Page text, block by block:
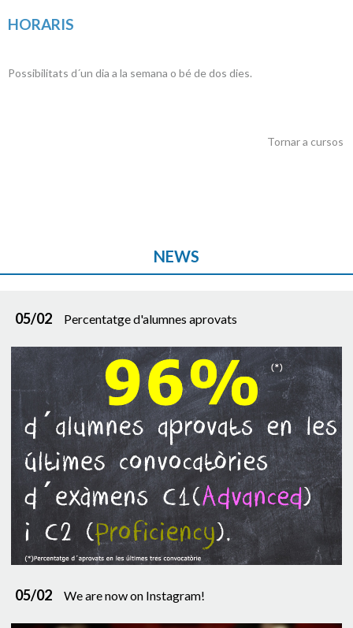
HORARIS
Possibilitats d´un dia a la semana o bé de dos dies.
Tornar a cursos
NEWS
05/02 Percentatge d'alumnes aprovats
05/02 We are now on Instagram!